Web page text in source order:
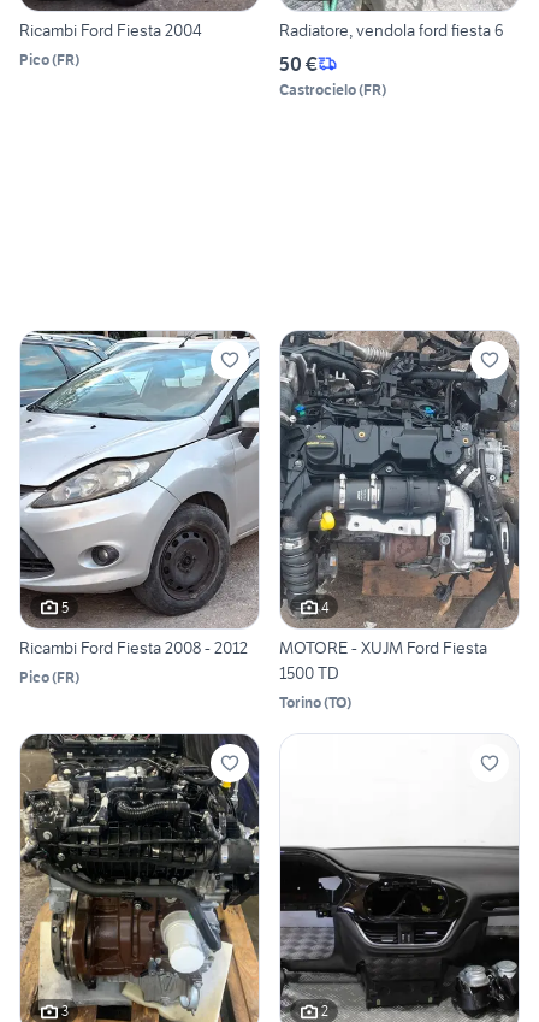
Ricambi Ford Fiesta 2004
Pico(FR)
Radiatore, vendola ford fiesta 6
50 €
Castrocielo(FR)
5
Ricambi Ford Fiesta 2008 - 2012
Pico(FR)
4
MOTORE - XUJM Ford Fiesta
1500 TD
Torino(TO)
3 2